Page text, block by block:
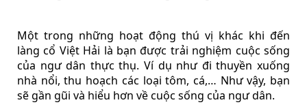
Một trong những hoạt động thú vị khác khi đến
làng cổ Việt Hải là bạn được trải nghiệm cuộc sống
của ngư dân thực thụ. Ví dụ như đi thuyền xuống
nhà nổi, thu hoạch các loại tôm, cá,… Như vậy, bạn
sẽ gần gũi và hiểu hơn về cuộc sống của ngư dân.